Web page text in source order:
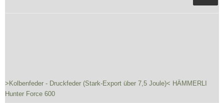
>Kolbenfeder - Druckfeder (Stark-Export über 7,5 Joule)< HÄMMERLI
Hunter Force 600